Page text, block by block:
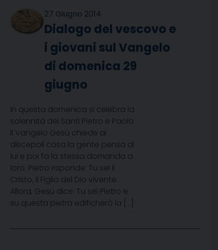
27 Giugno 2014
Dialogo del vescovo e
i giovani sul Vangelo
di domenica 29
giugno
In questa domenica si celebra la
solennità dei Santi Pietro e Paolo.
Il Vangelo Gesù chiede ai
discepoli cosa la gente pensa di
lui e poi fa la stessa domanda a
loro. Pietro risponde: Tu sei il
Cristo, il Figlio del Dio vivente.
Allora, Gesù dice: Tu sei Pietro e
su questa pietra edificherò la […]